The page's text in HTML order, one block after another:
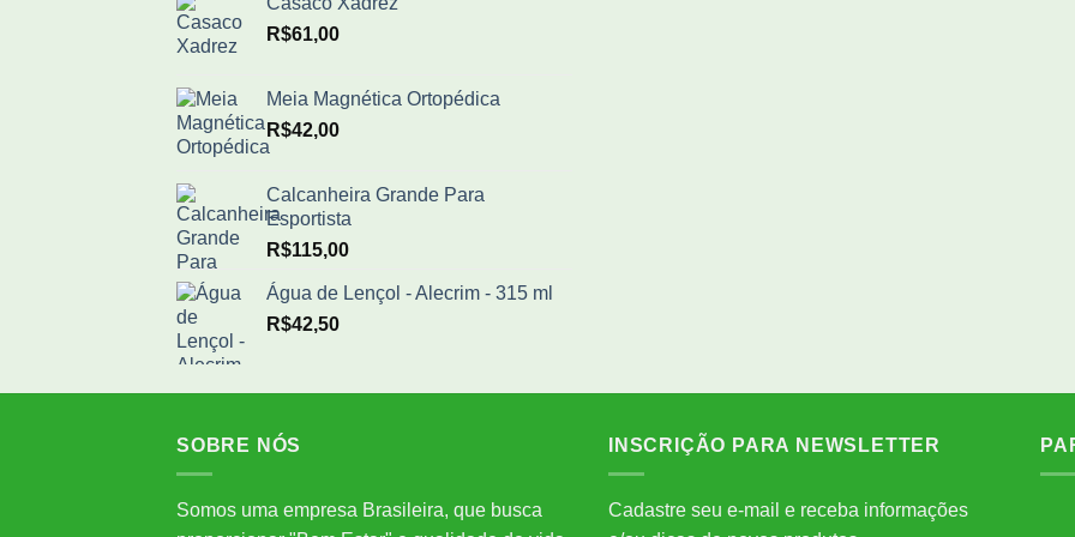
R$61,00
Meia Magnética Ortopédica
R$42,00
Calcanheira Grande Para
Esportista
R$115,00
Água de Lençol - Alecrim - 315 ml
R$42,50
SOBRE NÓS
Somos uma empresa Brasileira, que busca
INSCRIÇÃO PARA NEWSLETTER
Cadastre seu e-mail e receba informações